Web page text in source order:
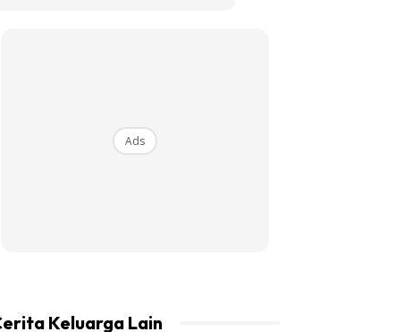
Ads
Keluarga Lain